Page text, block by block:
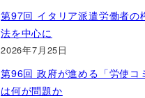
第97回 イタリア派遣労働者の
法を中心に
2026年7月25日
第96回 政府が進める「労使コ
は何が問題か